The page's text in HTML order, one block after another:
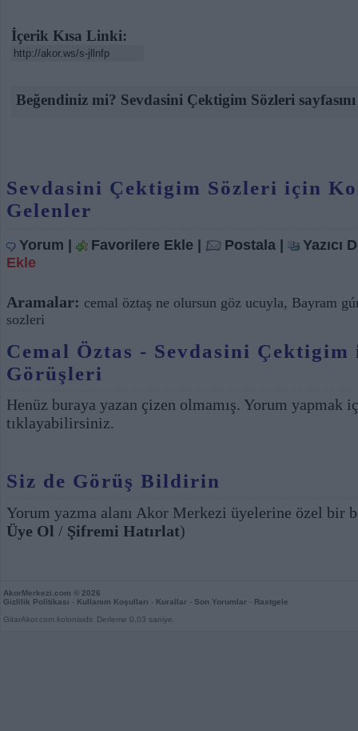
İçerik Kısa Linki:
Beğendiniz mi? Sevdasini Çektigim Sözleri
Sevdasini Çektigim Sözleri için
Gelenler
Yorum | Favorilere Ekle | Postala |
Yazıcı
Ekle
Aramalar: cemal öztaş ne olursun göz ucuyla, Bayram
sozleri
Cemal Öztas - Sevdasini Çektigim
Görüşleri
Henüz buraya yazan çizen olmamış. Yorum yapmak
tıklayabilirsiniz.
Siz de Görüş Bildirin
Yorum yazma alanı Akor Merkezi üyelerine özel bir
Üye Ol / Şifremi Hatırlat)
AkorMerkezi.com © 2026
Gizlilik Politikası - Kullanım Koşulları - Kurallar - Son Yorumlar - Rastgele
GitarAkor.com kolonisidir. Derleme 0,03 saniye.